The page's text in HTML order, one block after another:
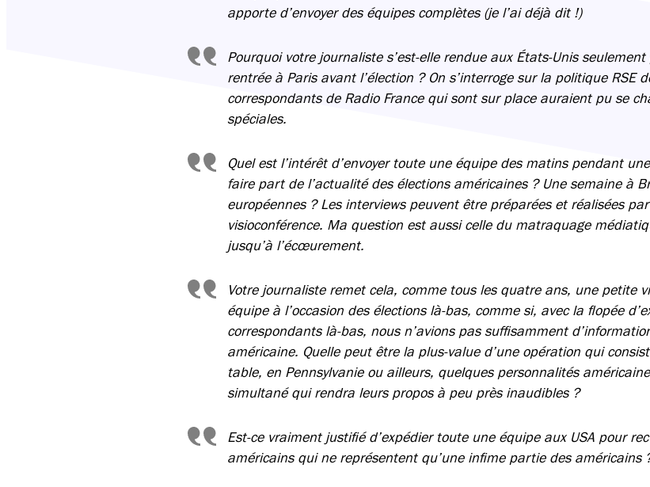
apporte d’envoyer des équipes complètes (je l’ai déjà dit !)
Pourquoi votre journaliste s’est-elle rendue aux États-Unis
rentrée à Paris avant l’élection ? On s’interroge sur la politique RSE
correspondants de Radio France qui sont sur place auraient pu se
spéciales.
Quel est l’intérêt d’envoyer toute une équipe des matins pendant
faire part de l’actualité des élections américaines ? Une semaine à
européennes ? Les interviews peuvent être préparées et réalisées
visioconférence. Ma question est aussi celle du matraquage
jusqu’à l’écœurement.
Votre journaliste remet cela, comme tous les quatre ans, une petite
équipe à l’occasion des élections là-bas, comme si, avec la flopée
correspondants là-bas, nous n’avions pas suffisamment
américaine. Quelle peut être la plus-value d’une opération qui
table, en Pennsylvanie ou ailleurs, quelques personnalités
simultané qui rendra leurs propos à peu près inaudibles ?
Est-ce vraiment justifié d’expédier toute une équipe aux USA pour
américains qui ne représentent qu’une infime partie des américains